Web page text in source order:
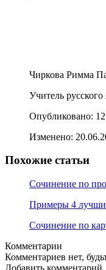
Чиркова Римма
Учитель
Опубликовано:
Изменено:
Похожие статьи
Сочинение по
Примеры 4
Сочинение по
Комментарии
Комментариев нет,
Добавить комментарий